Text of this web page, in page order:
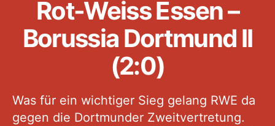
Rot-Weiss Essen –
Borussia Dortmund II
(2:0)
Was für ein wichtiger Sieg gelang RWE da
gegen die Dortmunder Zweitvertretung.